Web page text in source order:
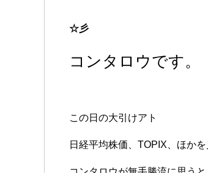
☆彡
コンタロウです。
この日の大引けアト
日経平均株価、TOPIX、ほかを